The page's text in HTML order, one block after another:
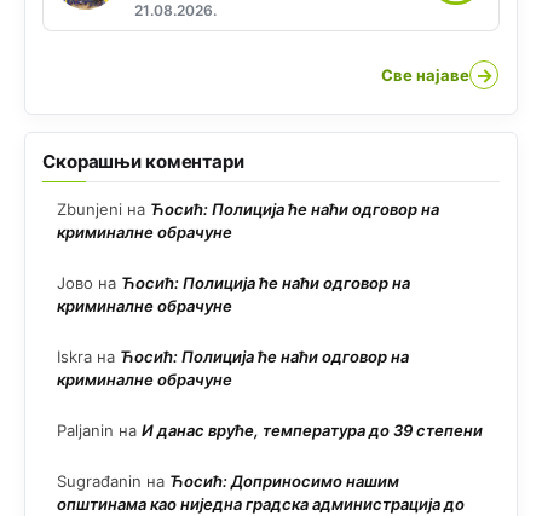
21.08.2026.
Све најаве →
Скорашњи коментари
Zbunjeni на Ћосић: Полиција ће наћи одговор на
криминалне обрачуне
Јово на Ћосић: Полиција ће наћи одговор на
криминалне обрачуне
Iskra на Ћосић: Полиција ће наћи одговор на
криминалне обрачуне
Paljanin на И данас вруће, температура до 39 степени
Sugrađanin на Ћосић: Доприносимо нашим
општинама као ниједна градска администрација до